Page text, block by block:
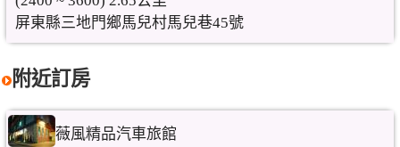
屏東縣三地門鄉馬兒村馬兒巷45號
附近訂房
薇風精品汽車旅館